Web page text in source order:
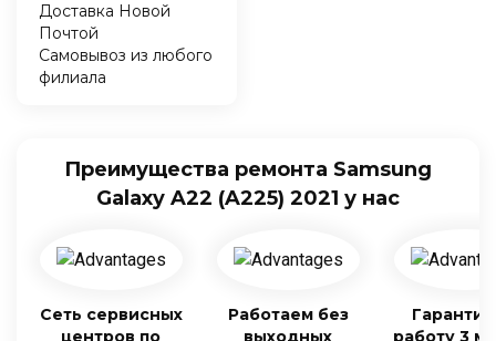
Доставка Новой
Почтой
Самовывоз из любого
филиала
Преимущества ремонта Samsung
Galaxy A22 (A225) 2021 у нас
Сеть сервисных
центров по
Работаем без
выходных
работу 3